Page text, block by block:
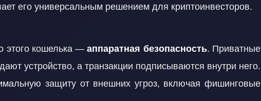
его универсальным решением для криптоинвесторов.
этого кошелька —аппаратная безопасность. Приватные
устройство, а транзакции подписываются внутри него.
защиту от внешних угроз, включая фишинговые